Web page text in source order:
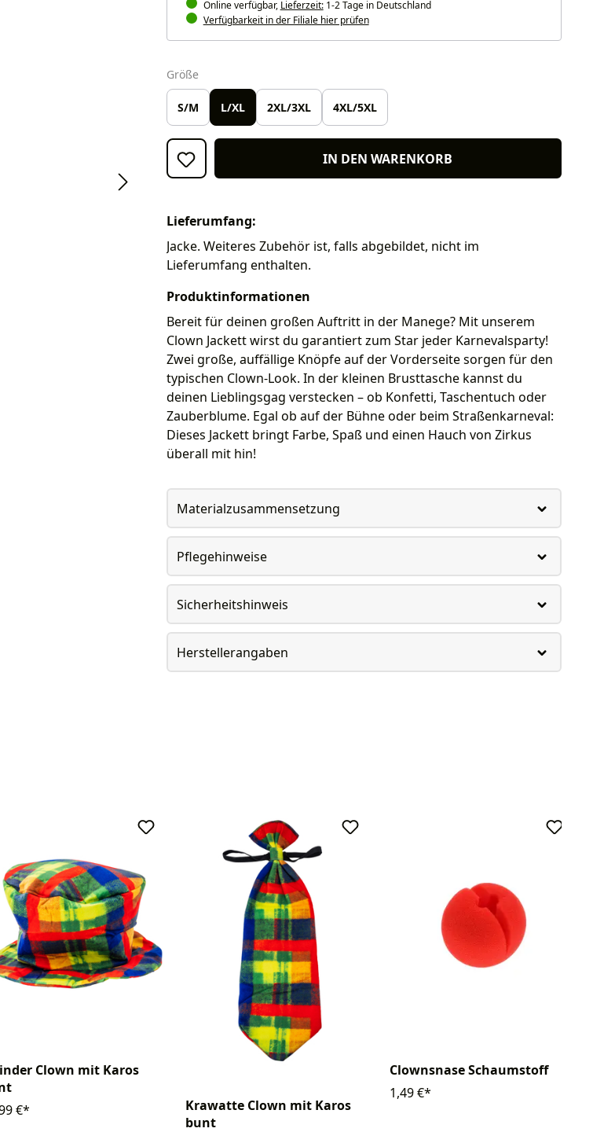
Online verfügbar, Lieferzeit:1-2 Tage in Deutschland
Verfügbarkeit in der Filiale hier prüfen
Größeauswählen
S/M L/XL 2XL/3XL 4XL/5XL
IN DEN WARENKORB
Lieferumfang:
Jacke. Weiteres Zubehör ist, falls abgebildet, nicht im
Lieferumfang enthalten.
Produktinformationen
Bereit für deinen großen Auftritt in der Manege? Mit unserem
Clown Jackett wirst du garantiert zum Star jeder Karnevalsparty!
Zwei große, auffällige Knöpfe auf der Vorderseite sorgen für den
typischen Clown-Look. In der kleinen Brusttasche kannst du
deinen Lieblingsgag verstecken – ob Konfetti, Taschentuch oder
Zauberblume. Egal ob auf der Bühne oder beim Straßenkarneval:
Dieses Jackett bringt Farbe, Spaß und einen Hauch von Zirkus
überall mit hin!
Materialzusammensetzung
Pflegehinweise
Sicherheitshinweis
Herstellerangaben
Clown mit Karos
€*
Krawatte Clown mit Karos
bunt
Clownsnase Schaumstoff
1,49 €*